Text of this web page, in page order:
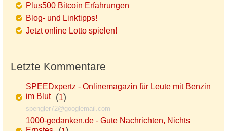
Plus500 Bitcoin Erfahrungen
Blog- und Linktipps!
Jetzt online Lotto spielen!
Letzte Kommentare
SPEEDxpertz - Onlinemagazin für Leute mit Benzin
im Blut(1)
spengler72@googlemail.com
1000-gedanken.de - Gute Nachrichten, Nichts